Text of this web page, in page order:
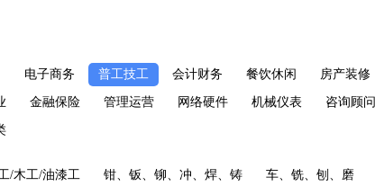
电子商务 普工技工 会计财务 餐饮休闲 房产装修
金融保险 管理运营 网络硬件 机械仪表 咨询顾问
/木工/油漆工 钳、钣、铆、冲、焊、铸 车、铣、刨、磨